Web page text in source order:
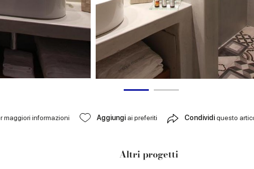
maggiori informazioni Aggiungi ai preferiti Condividiquesto
Altri progetti